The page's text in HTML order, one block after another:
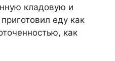
кладовую и
еду как
как